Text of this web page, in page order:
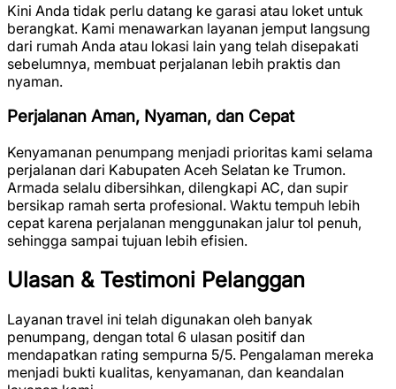
Kini Anda tidak perlu datang ke garasi atau loket untuk
berangkat. Kami menawarkan layanan jemput langsung
dari rumah Anda atau lokasi lain yang telah disepakati
sebelumnya, membuat perjalanan lebih praktis dan
nyaman.
Perjalanan Aman, Nyaman, dan Cepat
Kenyamanan penumpang menjadi prioritas kami selama
perjalanan dari Kabupaten Aceh Selatan ke Trumon.
Armada selalu dibersihkan, dilengkapi AC, dan supir
bersikap ramah serta profesional. Waktu tempuh lebih
cepat karena perjalanan menggunakan jalur tol penuh,
sehingga sampai tujuan lebih efisien.
Ulasan & Testimoni Pelanggan
Layanan travel ini telah digunakan oleh banyak
penumpang, dengan total 6 ulasan positif dan
mendapatkan rating sempurna 5/5. Pengalaman mereka
menjadi bukti kualitas, kenyamanan, dan keandalan